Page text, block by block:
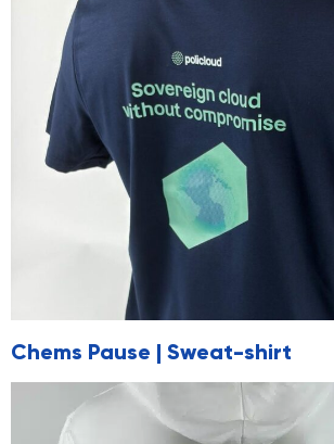
Chems Pause | Sweat-shirt